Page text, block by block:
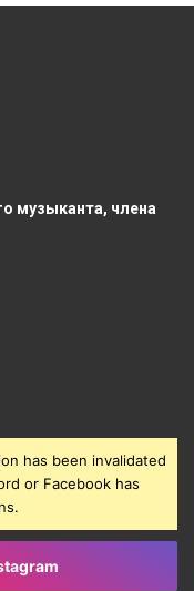
музыканта, члена
has been invalidated
or Facebook has